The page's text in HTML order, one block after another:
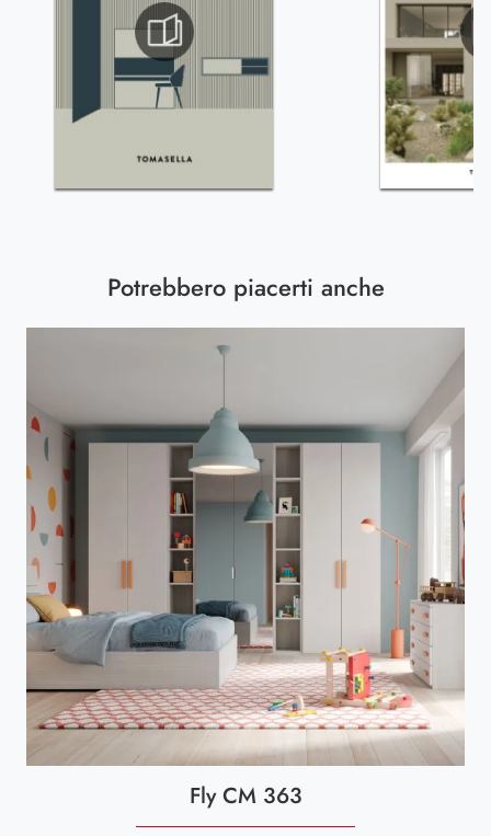
Potrebbero piacerti anche
Fly CM 363